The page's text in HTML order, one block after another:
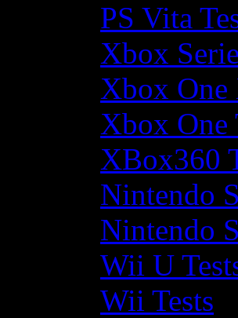
PS Vita
Xbox
Xbox One
Xbox One
XBox360
Nintendo
Nintendo
Wii U
Wii Tests